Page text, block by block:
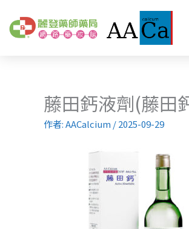
藤田鈣液劑(藤田
作者:AACalcium /2025-09-29